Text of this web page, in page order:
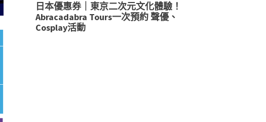
日本優惠券｜東京二次元文化體驗！
Abracadabra Tours一次預約 聲優、
Cosplay活動